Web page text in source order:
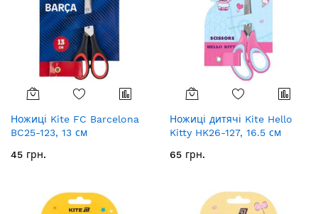
Ножиці Kite FC Barcelona
BC25-123, 13 см
45 грн.
Ножиці дитячі Kite Hello
Kitty HK26-127, 16.5 см
65 грн.